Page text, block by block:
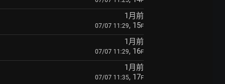
1月前
07/07 11:29, 15F
1月前
07/07 11:29, 16F
1月前
07/07 11:35, 17F